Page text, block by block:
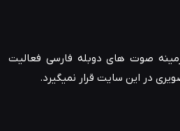
صوت های دوبله فارسی فعالیت
در این سایت قرار نمیگیرد.